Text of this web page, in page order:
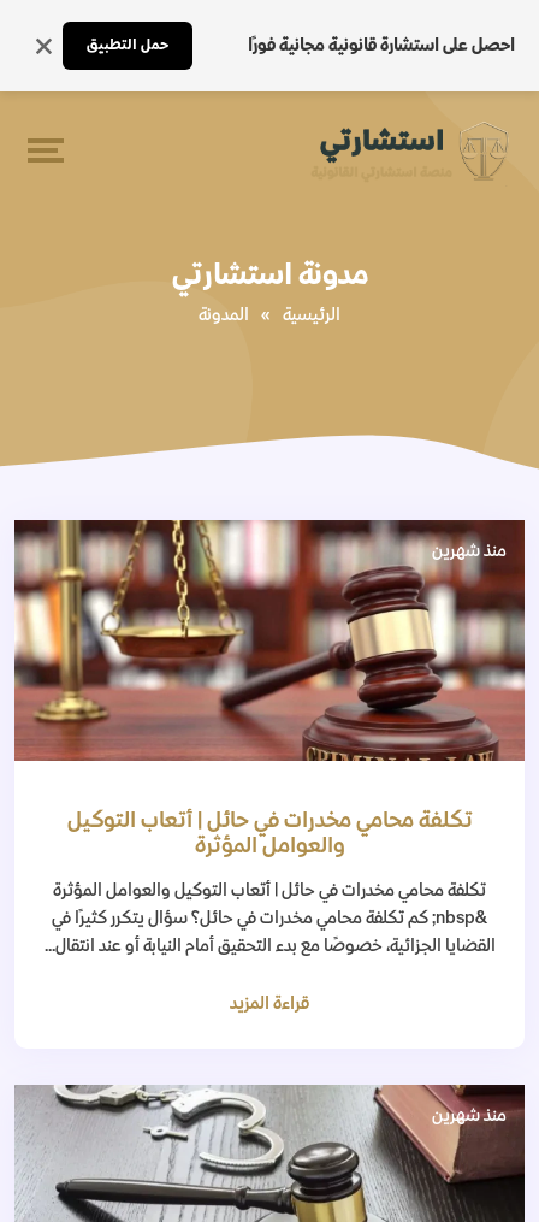
احصل على استشارة قانونية مجانية فورًا حمل التطبيق
مدونة استشارتي
الرئيسية » المدونة
منذ شهرين
تكلفة محامي مخدرات في حائل | أتعاب التوكيل
والعوامل المؤثرة
تكلفة محامي مخدرات في حائل | أتعاب التوكيل والعوامل المؤثرة
&nbsp; كم تكلفة محامي مخدرات في حائل؟ سؤال يتكرر كثيرًا في
القضايا الجزائية، خصوصًا مع بدء التحقيق أمام النيابة أو عند انتقال...
قراءة المزيد
منذ شهرين